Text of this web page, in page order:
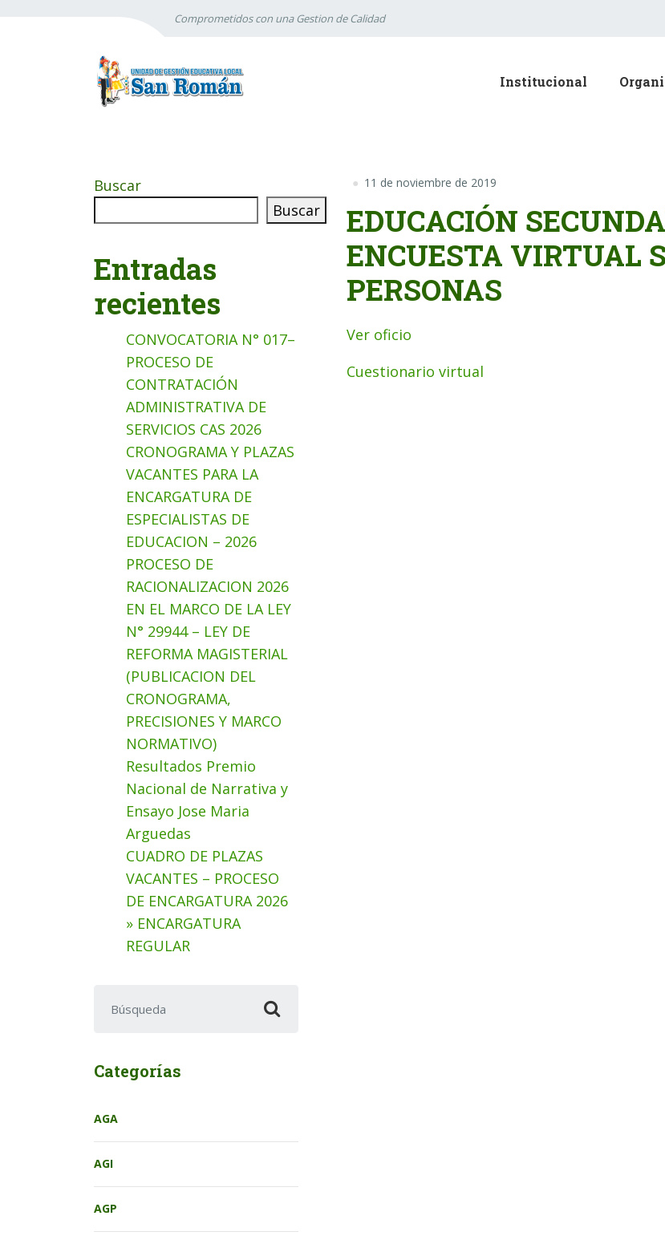
Comprometidos con una Gestion de Calidad
Institucional
11 de noviembre de 2019
EDUCACIÓN
ENCUESTA VIRTUAL
PERSONAS
Ver oficio
Cuestionario virtual
Buscar
Buscar
Entradas
recientes
CONVOCATORIA N° 017–
PROCESO DE
CONTRATACIÓN
ADMINISTRATIVA DE
SERVICIOS CAS 2026
CRONOGRAMA Y PLAZAS
VACANTES PARA LA
ENCARGATURA DE
ESPECIALISTAS DE
EDUCACION – 2026
PROCESO DE
RACIONALIZACION 2026
EN EL MARCO DE LA LEY
N° 29944 – LEY DE
REFORMA MAGISTERIAL
(PUBLICACION DEL
CRONOGRAMA,
PRECISIONES Y MARCO
NORMATIVO)
Resultados Premio
Nacional de Narrativa y
Ensayo Jose Maria
Arguedas
CUADRO DE PLAZAS
VACANTES – PROCESO
DE ENCARGATURA 2026
» ENCARGATURA
REGULAR
Categorías
AGA
AGI
AGP